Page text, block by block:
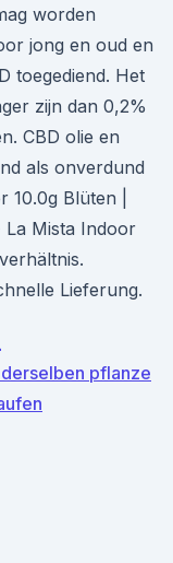
worden
jong en oud en
toegediend. Het
zijn dan 0,2%
CBD olie en
als onverdund
Blüten |
Mista Indoor
Lieferung.
pflanze